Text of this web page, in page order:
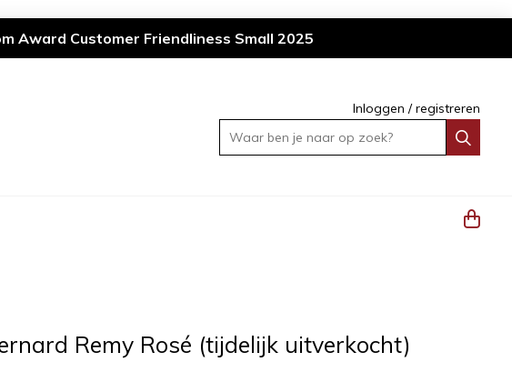
Award Customer Friendliness Small 2025
Inloggen /registreren
Waar ben je naar op zoek?
Remy Rosé (tijdelijk uitverkocht)